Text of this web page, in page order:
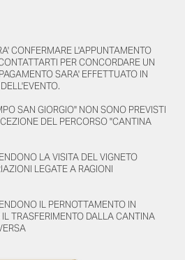
CONFERMARE L'APPUNTAMENTO
PER CONCORDARE UN
SARA' EFFETTUATO IN
SAN GIORGIO" NON SONO PREVISTI
DEL PERCORSO "CANTINA
LA VISITA DEL VIGNETO
LEGATE A RAGIONI
IL PERNOTTAMENTO IN
TRASFERIMENTO DALLA CANTINA